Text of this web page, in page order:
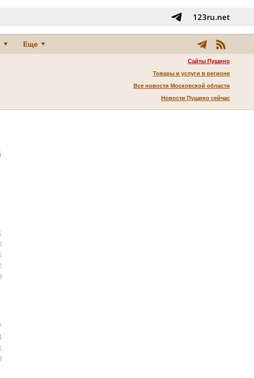
123ru.net
Еще
Сайты Пущино
Товары и услуги в регионе
Все новости Московской области
Новости Пущино сейчас